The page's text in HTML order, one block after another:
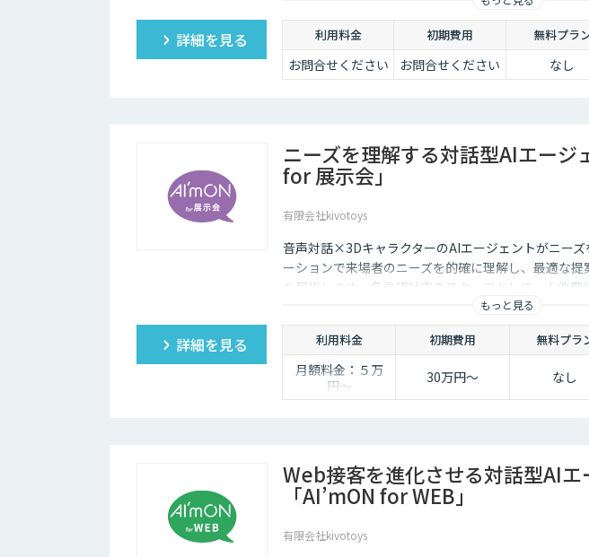
方に
・5名様まで一律
料金で使い放題
・全機能制限な
し！ AIスライドも
の生産性を最大化
詳細を見る 利用料金 初期費用 無料プラ
お問合せください お問合せください なし
ニーズを理解する対話型AIエージ
for 展示会」
有限会社kivotoys
音声対話×3DキャラクターのAIエージェントがニー
ーションで来場者のニーズを的確に理解し、最適な
を目指します。多言語対応のスタッフとして、人件費
取得・分析で展示会後の追客も確実な成果へ。
もっと見る
詳細を見る 利用料金 初期費用 無料プラ
月額料金：５万
円〜
30万円〜 なし
Web接客を進化させる対話型AIエ
「AI’mON for WEB」
有限会社kivotoys